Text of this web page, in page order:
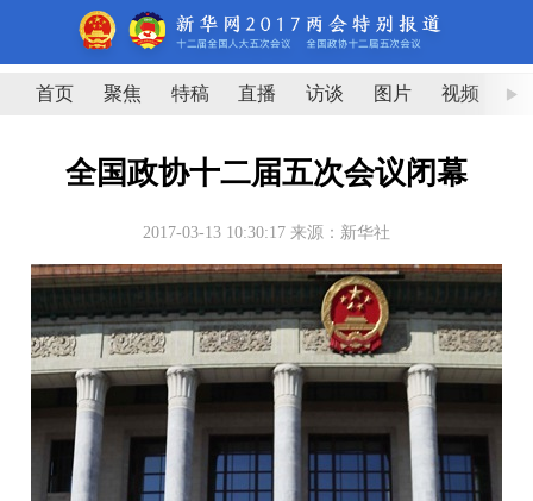
首页 聚焦 特稿 直播 访谈 图片 视频 图
全国政协十二届五次会议闭幕
2017-03-13 10:30:17 来源：新华社